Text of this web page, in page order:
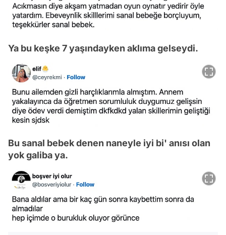
Ya bu keşke 7 yaşındayken aklıma gelseydi.
Bu sanal bebek denen naneyle iyi bi' anısı olan
yok galiba ya.